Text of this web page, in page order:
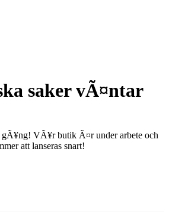
saker vÃ¤ntar
VÃ¥r butik Ã¤r under arbete och
att lanseras snart!